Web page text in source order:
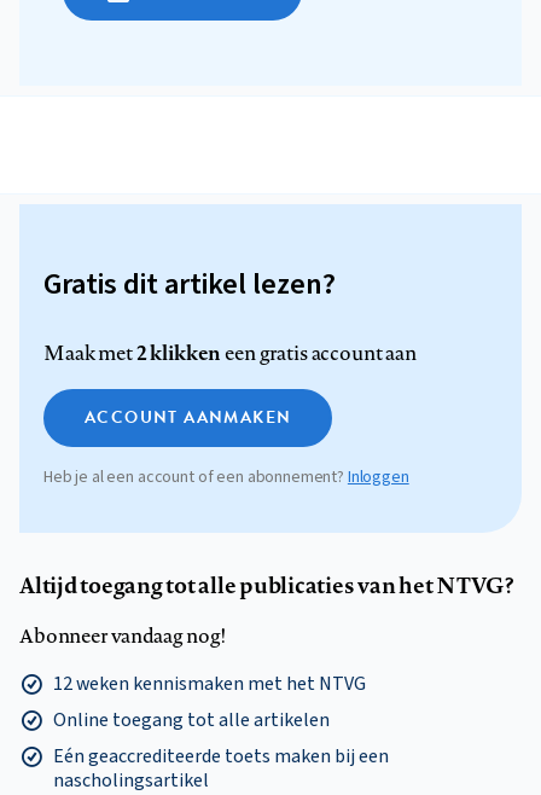
Gratis dit artikel lezen?
Maak met2 klikkeneen gratis account aan
ACCOUNT AANMAKEN
Heb je al een account of een abonnement? Inloggen
Altijd toegang tot alle publicaties van het NTVG?
Abonneer vandaag nog!
12 weken kennismaken met het NTVG
Online toegang tot alle artikelen
Eén geaccrediteerde toets maken bij een
nascholingsartikel